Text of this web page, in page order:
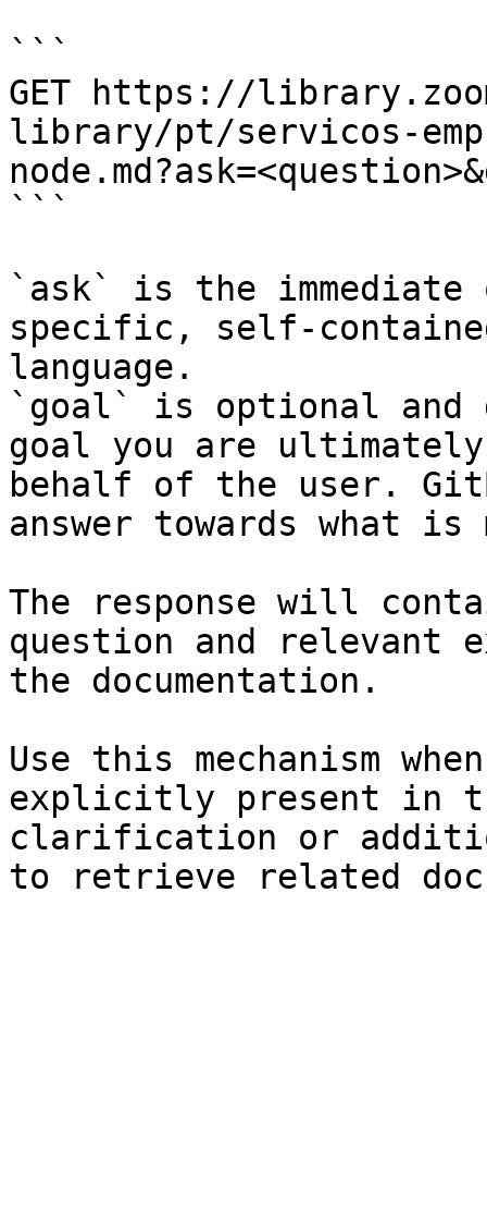
```
GET https://
library/pt/servicos-
```
`ask` is the
specific, self-
language.
`goal` is optional and
goal you are
behalf of the user.
answer towards what
The response will
question and relevant
the documentation.
Use this mechanism
explicitly present in
clarification or